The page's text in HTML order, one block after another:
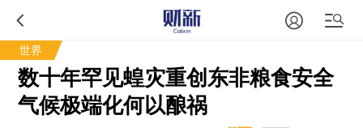
世界
数十年罕见蝗灾重创东非粮食安全
气候极端化何以酿祸